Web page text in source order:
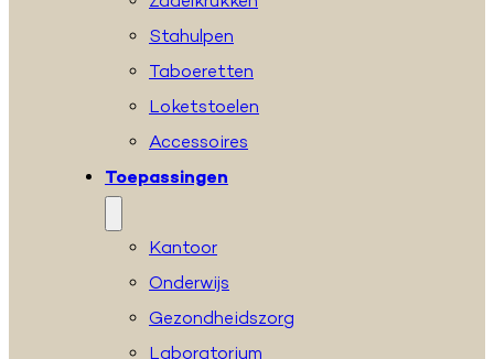
Stahulpen
Taboeretten
Loketstoelen
Accessoires
Toepassingen
Kantoor
Onderwijs
Gezondheidszorg